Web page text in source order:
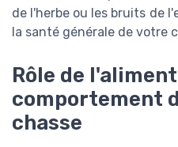
de l'herbe ou les bruits de
la santé générale de votre
Rôle de
comportement
chasse